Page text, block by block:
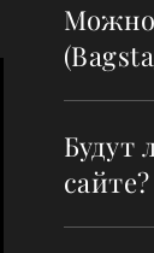
Можно
Будут
сайте?